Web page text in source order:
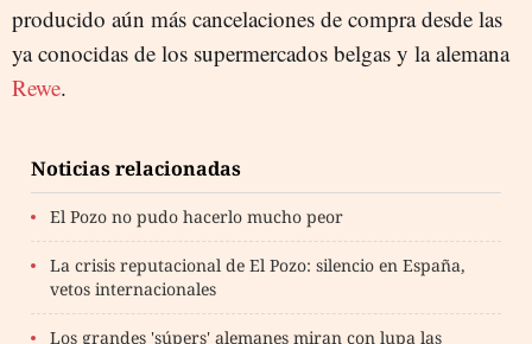
producido aún más cancelaciones de compra desde las
ya conocidas de los supermercados belgas y la alemana
Rewe.
Noticias relacionadas
El Pozo no pudo hacerlo mucho peor
La crisis reputacional de El Pozo: silencio en España,
vetos internacionales
Los grandes 'súpers' alemanes miran con lupa las